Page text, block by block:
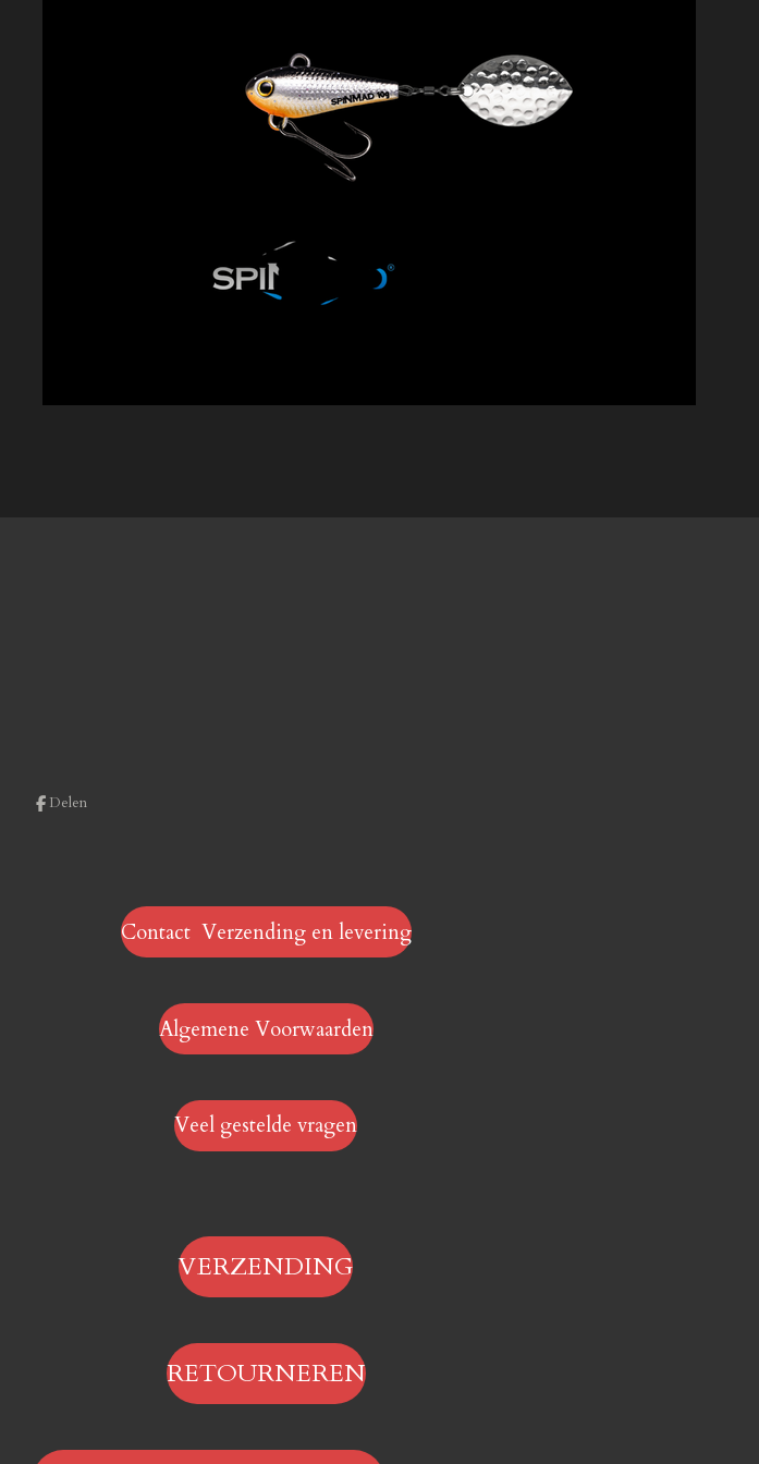
Delen
Contact Verzending en levering
Algemene Voorwaarden
Veel gestelde vragen
VERZENDING
RETOURNEREN